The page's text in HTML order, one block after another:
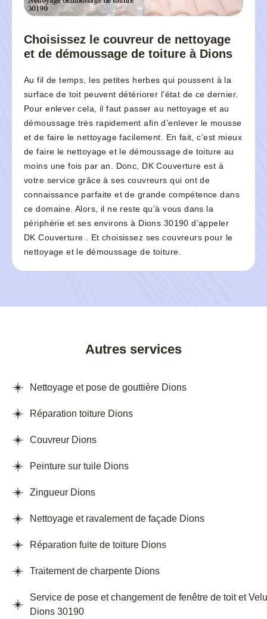
Choisissez le couvreur de nettoyage
et de démoussage de toiture à Dions
Au fil de temps, les petites herbes qui poussent à la
surface de toit peuvent détériorer l’état de ce dernier.
Pour enlever cela, il faut passer au nettoyage et au
démoussage très rapidement afin d’enlever le mousse
et de faire le nettoyage facilement. En fait, c’est mieux
de faire le nettoyage et le démoussage de toiture au
moins une fois par an. Donc, DK Couverture est à
votre service grâce à ses couvreurs qui ont de
connaissance parfaite et de grande compétence dans
ce domaine. Alors, il ne reste qu’à vous dans la
périphérie et ses environs à Dions 30190 d’appeler
DK Couverture . Et choisissez ses couvreurs pour le
nettoyage et le démoussage de toiture.
Autres services
Nettoyage et pose de gouttière Dions
Réparation toiture Dions
Couvreur Dions
Peinture sur tuile Dions
Zingueur Dions
Nettoyage et ravalement de façade Dions
Réparation fuite de toiture Dions
Traitement de charpente Dions
Service de pose et changement de fenêtre de toit et
Dions 30190